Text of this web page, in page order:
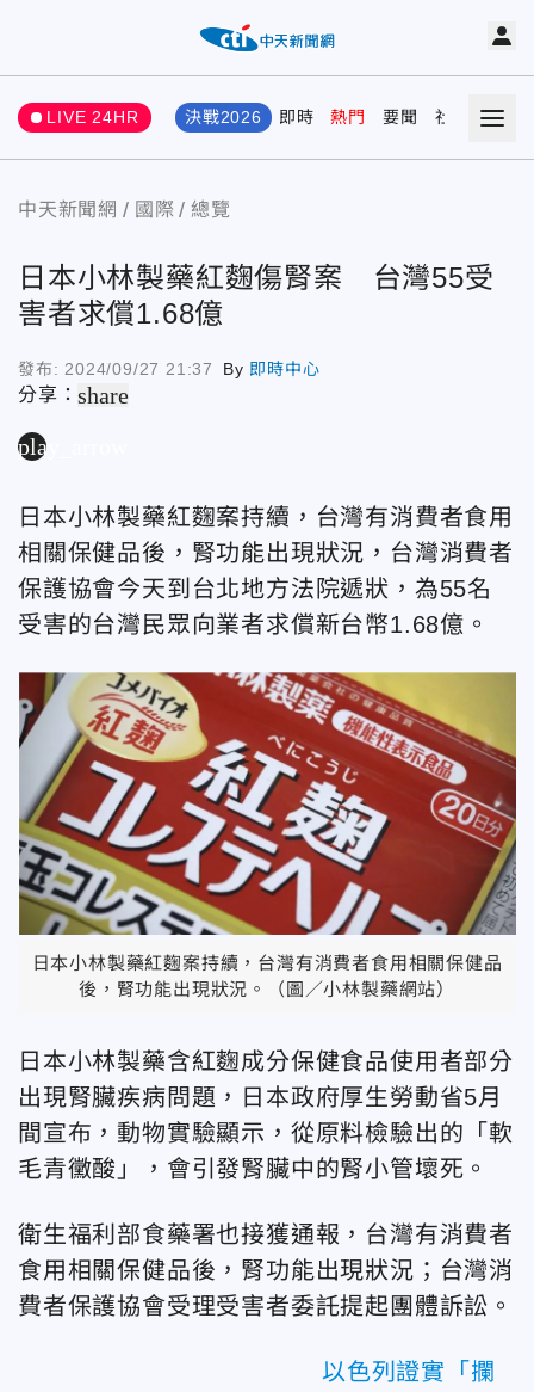
LIVE 24HR 決戰2026 即時 熱門 要聞 社會 娛樂
中天新聞網 國際 總覽
日本小林製藥紅麴傷腎案 台灣55受
害者求償1.68億
發布: 2024/09/27 21:37 By 即時中心
分享：share
play_arrow
日本小林製藥紅麴案持續，台灣有消費者食用
相關保健品後，腎功能出現狀況，台灣消費者
保護協會今天到台北地方法院遞狀，為55名
受害的台灣民眾向業者求償新台幣1.68億。
日本小林製藥紅麴案持續，台灣有消費者食用相關保健品
後，腎功能出現狀況。（圖／小林製藥網站）
日本小林製藥含紅麴成分保健食品使用者部分
出現腎臟疾病問題，日本政府厚生勞動省5月
間宣布，動物實驗顯示，從原料檢驗出的「軟
毛青黴酸」，會引發腎臟中的腎小管壞死。
衛生福利部食藥署也接獲通報，台灣有消費者
食用相關保健品後，腎功能出現狀況；台灣消
費者保護協會受理受害者委託提起團體訴訟。
以色列證實「攔